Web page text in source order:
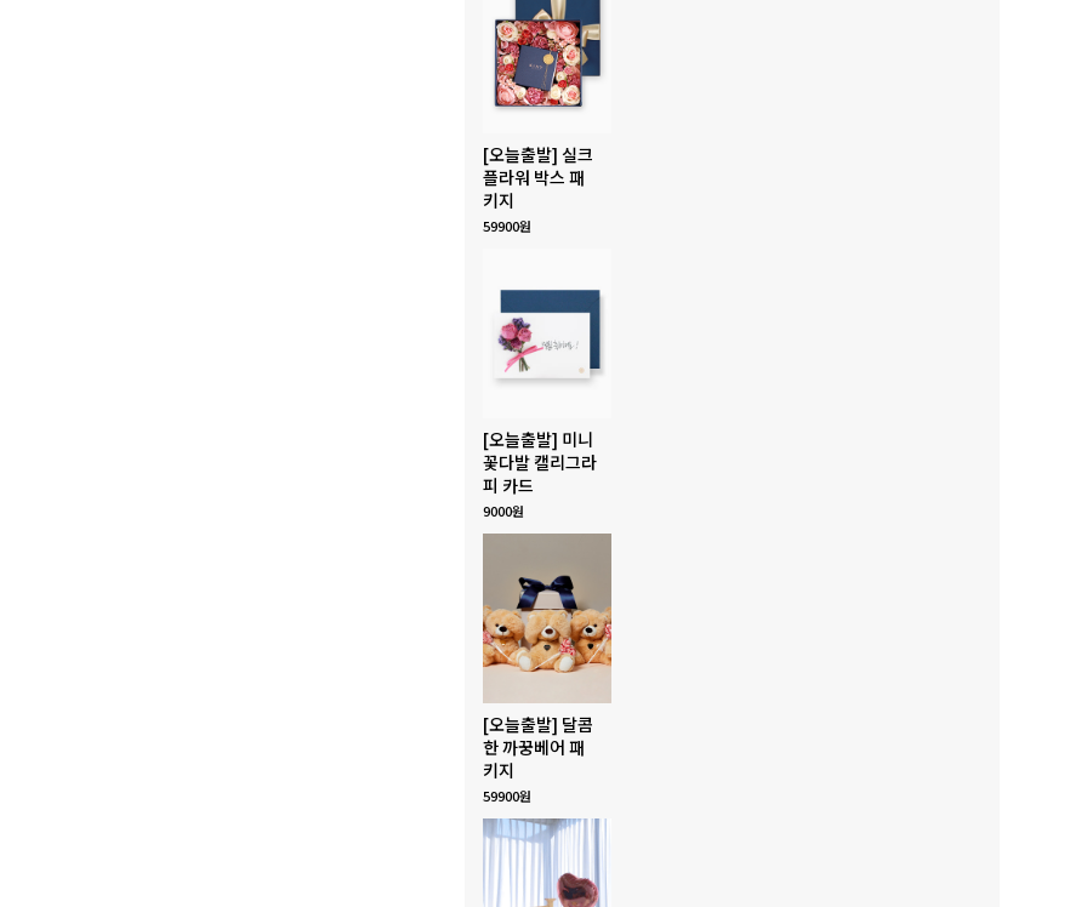
[오늘출발] 실크
플라워 박스 패
키지
59900원
[오늘출발] 미니
꽃다발 캘리그라
피 카드
9000원
[오늘출발] 달콤
한 까꿍베어 패
키지
59900원